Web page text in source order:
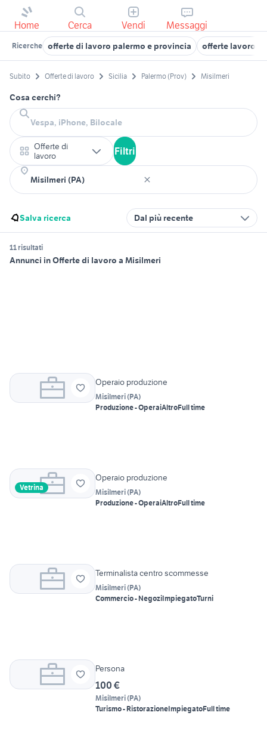
Home Cerca Vendi Messaggi
Ricerche offerte di lavoro palermo e provincia offerte lavoro
Subito Offerte di lavoro Sicilia Palermo (Prov) Misilmeri
Cosa cerchi?
Offerte di
lavoro
Filtri
Salva ricerca Dal più recente
11 risultati
Annunci in Offerte di lavoro a Misilmeri
Operaio produzione
Misilmeri(PA)
Produzione - OperaiAltroFull time
Vetrina
Operaio produzione
Misilmeri(PA)
Produzione - OperaiAltroFull time
Terminalista centro scommesse
Misilmeri(PA)
Commercio - NegoziImpiegatoTurni
Persona
100 €
Misilmeri(PA)
Turismo - RistorazioneImpiegatoFull time